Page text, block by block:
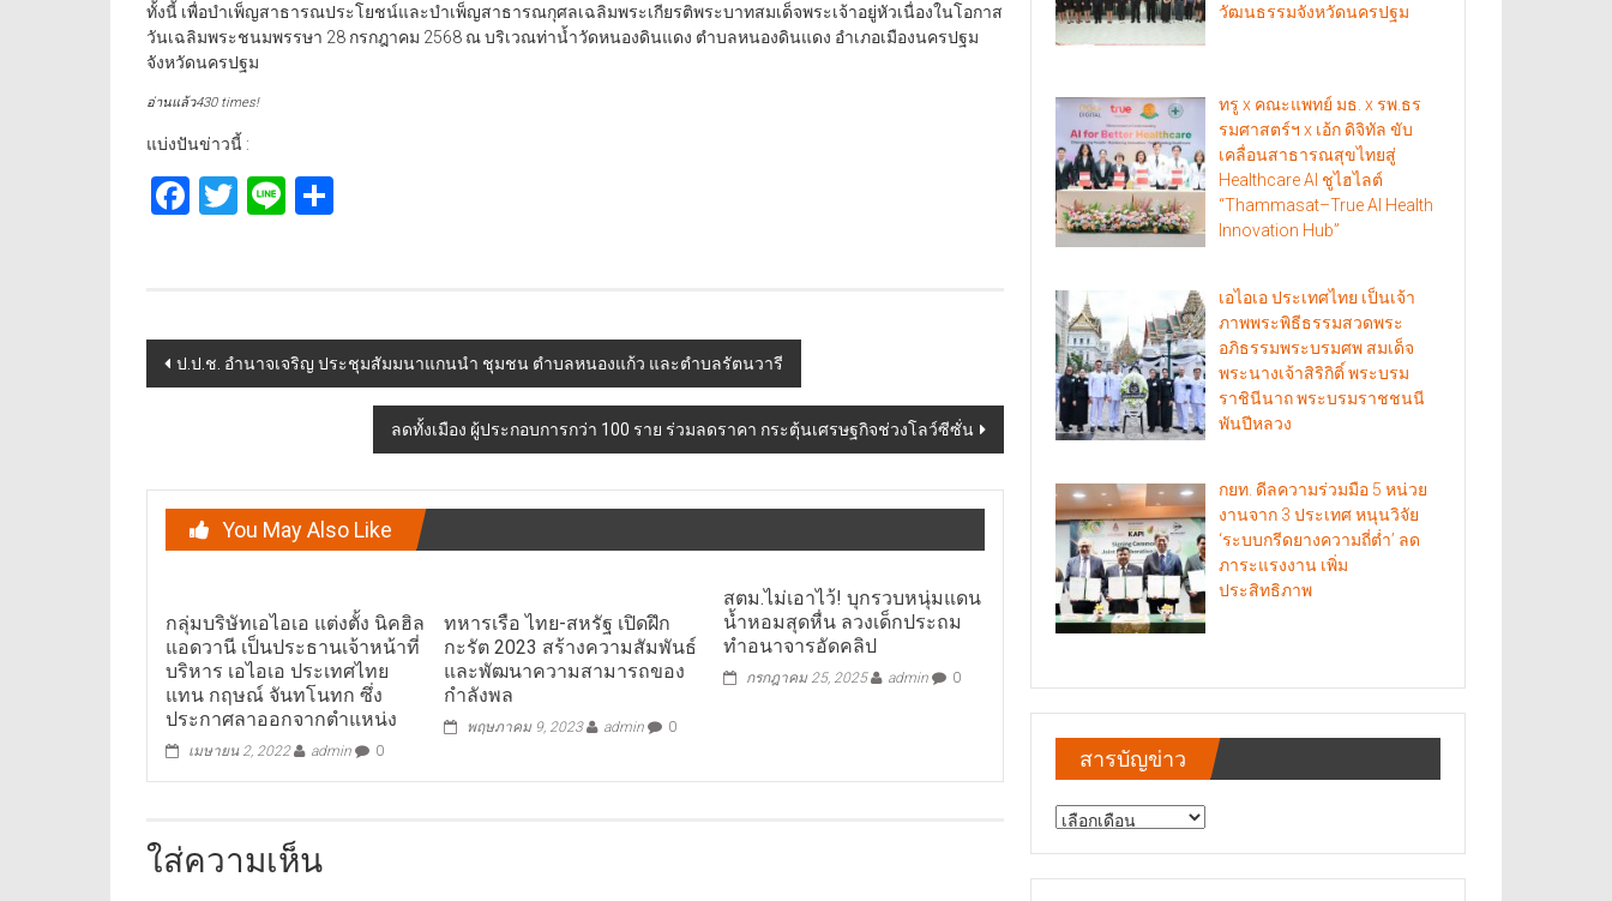
ทั้งนี้ เพื่อบำเพ็ญสาธารณประโยชน์และบำเพ็ญสาธารณกุศลเฉลิมพระเกียรติพระบาทสมเด็จพระเจ้าอยู่หัวเนื่องในโอกาส
วันเฉลิมพระชนมพรรษา 28 กรกฎาคม 2568 ณ บริเวณท่าน้ำวัดหนองดินแดง ตำบลหนองดินแดง อำเภอเมืองนครปฐม
จังหวัดนครปฐม
อ่านแล้ว430 times!
แบ่งปันข่าวนี้ :
Facebook
Twitter
Line
Post
ป.ป.ช. อำนาจเจริญ ประชุมสัมมนาแกนนำ ชุมชน ตำบลหนองแก้ว และตำบลรัตนวารี
ลดทั้งเมือง ผู้ประกอบการกว่า 100 ราย ร่วมลดราคา กระตุ้นเศรษฐกิจช่วงโลว์ซีซั่น
You May Also Like
กลุ่มบริษัทเอไอเอ แต่งตั้ง นิคฮิล
แอดวานี เป็นประธานเจ้าหน้าที่
บริหาร เอไอเอ ประเทศไทย
แทน กฤษณ์ จันทโนทก ซึ่ง
ประกาศลาออกจากตำแหน่ง
เมษายน 2, 2022 admin 0
ทหารเรือ ไทย-สหรัฐ เปิดฝึก
กะรัต 2023 สร้างความสัมพันธ์
และพัฒนาความสามารถของ
กำลังพล
พฤษภาคม 9, 2023 admin 0
สตม.ไม่เอาไว้! บุกรวบหนุ่มแดน
น้ำหอมสุดหื่น ลวงเด็กประถม
ทำอนาจารอัดคลิป
กรกฎาคม 25, 2025 admin 0
ใส่ความเห็น
วัฒนธรรมจังหวัดนครปฐม
ทรู x คณะแพทย์ มธ. x รพ.ธร
รมศาสตร์ฯ x เอ้ก ดิจิทัล ขับ
เคลื่อนสาธารณสุขไทยสู่
Healthcare AI ชูไฮไลต์
“Thammasat–True AI Health
Innovation Hub”
เอไอเอ ประเทศไทย เป็นเจ้า
ภาพพระพิธีธรรมสวดพระ
อภิธรรมพระบรมศพ สมเด็จ
พระนางเจ้าสิริกิติ์ พระบรม
ราชินีนาถ พระบรมราชชนนี
พันปีหลวง
กยท. ดีลความร่วมมือ 5 หน่วย
งานจาก 3 ประเทศ หนุนวิจัย
‘ระบบกรีดยางความถี่ต่ำ’ ลด
ภาระแรงงาน เพิ่ม
ประสิทธิภาพ
สารบัญข่าว
สารบัญ